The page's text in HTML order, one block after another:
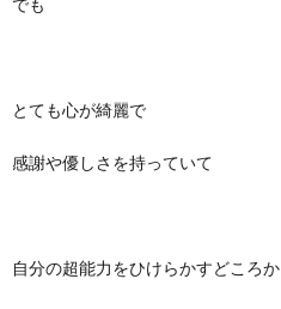
でも
とても心が綺麗で
感謝や優しさを持っていて
自分の超能力をひけらかすどころか